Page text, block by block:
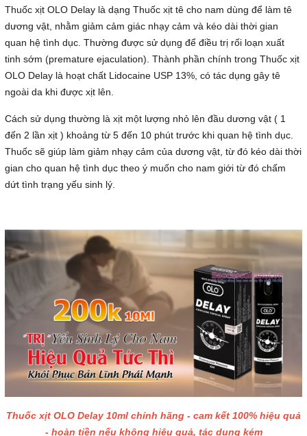
Thuốc xịt OLO Delay là dạng Thuốc xịt tê cho nam dùng để làm tê
dương vật, nhằm giảm cảm giác nhạy cảm và kéo dài thời gian
quan hệ tình dục. Thường được sử dụng để điều trị rối loạn xuất
tinh sớm (premature ejaculation). Thành phần chính trong Thuốc xịt
OLO Delay là hoạt chất Lidocaine USP 13%, có tác dụng gây tê
ngoài da khi được xịt lên.
Cách sử dụng thường là xịt một lượng nhỏ lên đầu dương vật ( 1
đến 2 lần xịt ) khoảng từ 5 đến 10 phút trước khi quan hệ tình dục.
Thuốc sẽ giúp làm giảm nhạy cảm của dương vật, từ đó kéo dài thời
gian cho quan hệ tình dục theo ý muốn cho nam giới từ đó chấm
dứt tình trạng yếu sinh lý.
Thuốc xịt OLO Delay 10ml chính hãng - cam kết 100% hiệu quả
- hoàn tiền nếu không hiệu quả, tác dụng kém